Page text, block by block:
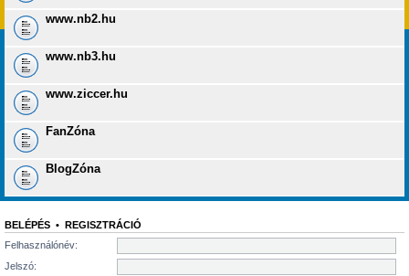
www.nb2.hu
www.nb3.hu
www.ziccer.hu
FanZóna
BlogZóna
BELÉPÉS • REGISZTRÁCIÓ
Felhasználónév:
Jelszó: